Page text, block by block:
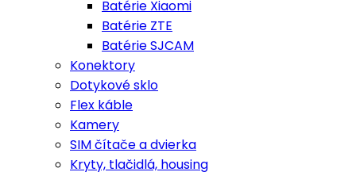
Batérie Xiaomi
Batérie ZTE
Batérie SJCAM
Konektory
Dotykové sklo
Flex káble
Kamery
SIM čítače a dvierka
Kryty, tlačidlá, housing